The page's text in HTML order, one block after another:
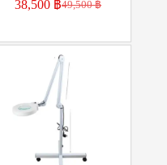
49,500฿
38,500 ฿